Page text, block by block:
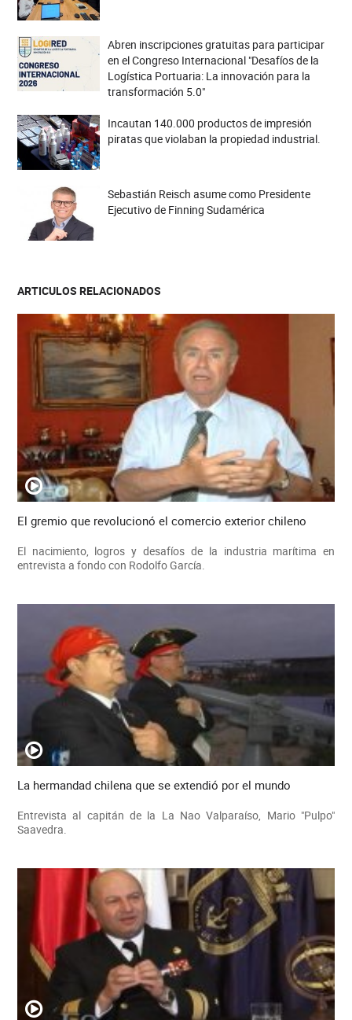
Abren inscripciones gratuitas para participar
en el Congreso Internacional "Desafíos de la
Logística Portuaria: La innovación para la
transformación 5.0"
Incautan 140.000 productos de impresión
piratas que violaban la propiedad industrial.
Sebastián Reisch asume como Presidente
Ejecutivo de Finning Sudamérica
ARTICULOS RELACIONADOS
El gremio que revolucionó el comercio exterior chileno
El nacimiento, logros y desafíos de la industria marítima en
entrevista a fondo con Rodolfo García.
La hermandad chilena que se extendió por el mundo
Entrevista al capitán de la La Nao Valparaíso, Mario "Pulpo"
Saavedra.